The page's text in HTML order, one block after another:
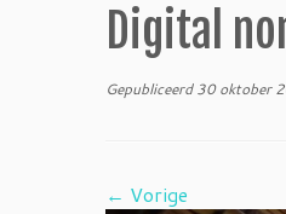
Digital
Gepubliceerd 30 oktober
← Vorige